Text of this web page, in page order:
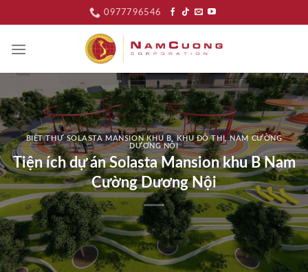
to
0977796546
BIỆT THỰ SOLASTA MANSION KHU B ,KHU ĐÔ THỊ,NAM CƯỜNG
DƯƠNG NỘI
Tiện ích dự án Solasta Mansion khu B Nam
Cường Dương Nội